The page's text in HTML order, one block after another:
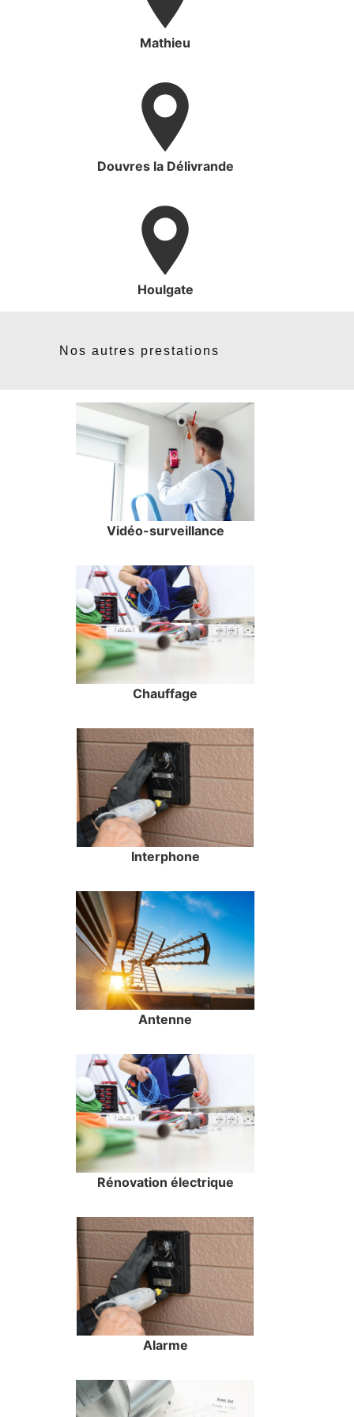
Mathieu
Douvres la Délivrande
Houlgate
Nos autres prestations
Vidéo-surveillance
Chauffage
Interphone
Antenne
Rénovation électrique
Alarme